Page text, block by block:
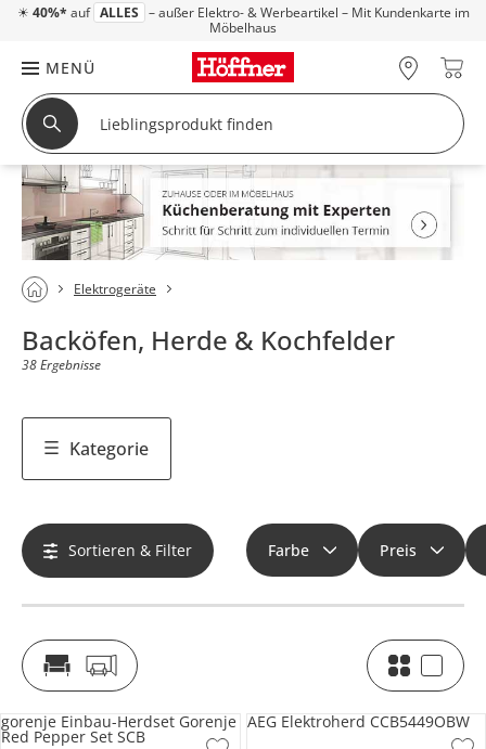
☀ 40%* auf ALLES – außer Elektro- & Werbeartikel – Mit Kundenkarte im
Möbelhaus
MENÜ
Elektrogeräte
Backöfen, Herde & Kochfelder
38 Ergebnisse
Kategorie
Sortieren & Filter Farbe Preis
gorenje Einbau-Herdset Gorenje
Red Pepper Set SCB
AEG Elektroherd CCB5449OBW